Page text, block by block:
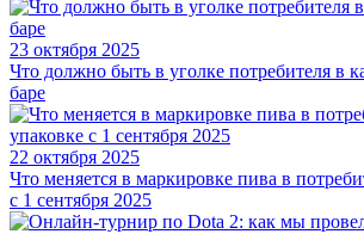
23 октября 2025
Что должно быть в уголке потребителя в
баре
22 октября 2025
Что меняется в маркировке пива в
с 1 сентября 2025